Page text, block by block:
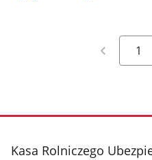
stopka
Kasa Rolniczego